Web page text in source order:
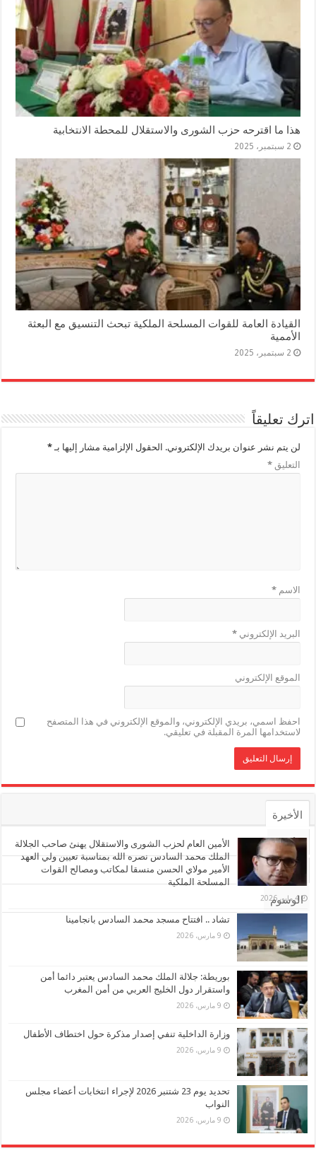
هذا ما اقترحه حزب الشورى والاستقلال للمحطة الانتخابية
2 سبتمبر، 2025
القيادة العامة للقوات المسلحة الملكية تبحث التنسيق مع البعثة
الأممية
2 سبتمبر، 2025
اترك تعليقاً
لن يتم نشر عنوان بريدك الإلكتروني. الحقول الإلزامية مشار إليها بـ*
التعليق*
الاسم*
البريد الإلكتروني*
الموقع الإلكتروني
احفظ اسمي، بريدي الإلكتروني، والموقع الإلكتروني في هذا المتصفح
لاستخدامها المرة المقبلة في تعليقي.
الأخيرة
الأشهر
تعليقات
الوسوم
الأمين العام لحزب الشورى والاستقلال يهنئ صاحب الجلالة
الملك محمد السادس نصره الله بمناسبة تعيين ولي العهد
الأمير مولاي الحسن منسقا لمكاتب ومصالح القوات
المسلحة الملكية
4 مايو، 2026
تشاد .. افتتاح مسجد محمد السادس بانجامينا
9 مارس، 2026
بوريطة: جلالة الملك محمد السادس يعتبر دائما أمن
واستقرار دول الخليج العربي من أمن المغرب
9 مارس، 2026
وزارة الداخلية تنفي إصدار مذكرة حول اختطاف الأطفال
9 مارس، 2026
تحديد يوم 23 شتنبر 2026 لإجراء انتخابات أعضاء مجلس
النواب
9 مارس، 2026